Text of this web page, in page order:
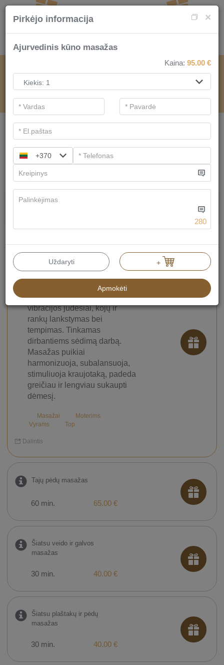
SPA PASLAUGOMS
Dovanų kuponų taisyklės
Pagrindiniai filtrai
Ieškoti
Egzotiški masažai
Ajurvedinis kūno
masažas
90 min. 95.00 €
Masažo metu naudojami
glostymo, trynimo, maigymo,
vibracijos judesiai, kojų ir
rankų lankstymas bei
tempimas. Tinkamas
dirbantiems sėdimą darbą.
Masažas puikiai
harmonizuoja, subalansuoja,
stimuliuoja kraujotaką, padeda
greičiau ir lengviau sukaupti
dėmesį.
Masažai
Moterims
Vyrams
Top
Dalintis
Tajų pėdų masažas
60 min. 65.00 €
Šiatsu veido ir galvos
masažas
30 min. 40.00 €
Šiatsu plaštakų ir pėdų
masažas
30 min. 40.00 €
×
Pirkėjo informacija
Ajurvedinis kūno masažas
Kaina: 95.00 €
+370
280
Uždaryti +
Apmokėti